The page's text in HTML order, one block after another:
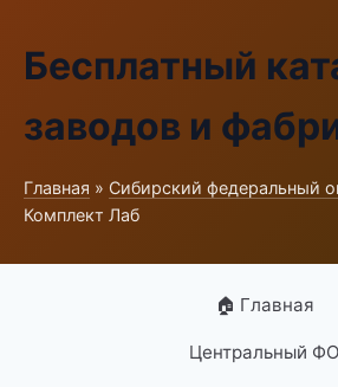
Бесплатный
заводов и
Главная » Сибирский федеральный
Комплект Лаб
🏠 Главная
Центральный ФО